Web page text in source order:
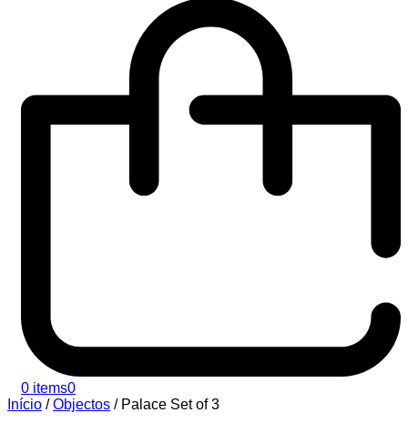
0 items0
Início /Objectos / Palace Set of 3